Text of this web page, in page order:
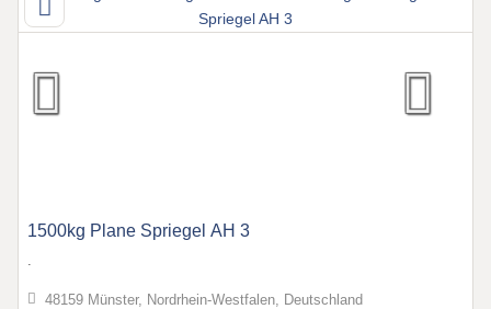
1500kg Plane Spriegel AH 3
.
48159 Münster, Nordrhein-Westfalen, Deutschland